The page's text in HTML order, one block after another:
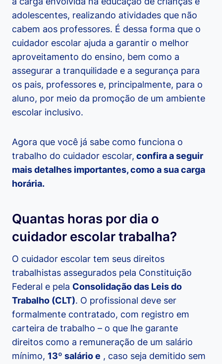
adolescentes, realizando atividades que não
cabem aos professores. É dessa forma que o
cuidador escolar ajuda a garantir o melhor
aproveitamento do ensino, bem como a
assegurar a tranquilidade e a segurança para
os pais, professores e, principalmente, para o
aluno, por meio da promoção de um ambiente
escolar inclusivo.
Agora que você já sabe como funciona o
trabalho do cuidador escolar, confira a seguir
mais detalhes importantes, como a sua carga
horária.
Quantas horas por dia o
cuidador escolar trabalha?
O cuidador escolar tem seus direitos
trabalhistas assegurados pela Constituição
Federal e pela Consolidação das Leis do
Trabalho (CLT). O profissional deve ser
formalmente contratado, com registro em
carteira de trabalho – o que lhe garante
direitos como a remuneração de um salário
mínimo, 13º salário e , caso seja demitido sem